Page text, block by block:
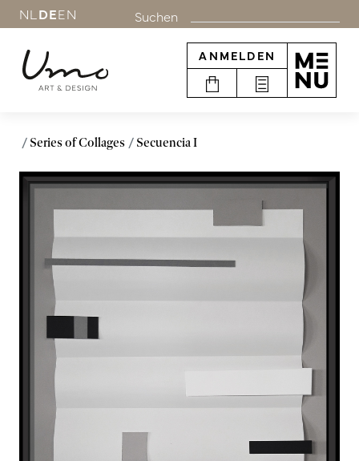
NL DEEN Suchen
ANMELDEN
Series of Collages Secuencia I